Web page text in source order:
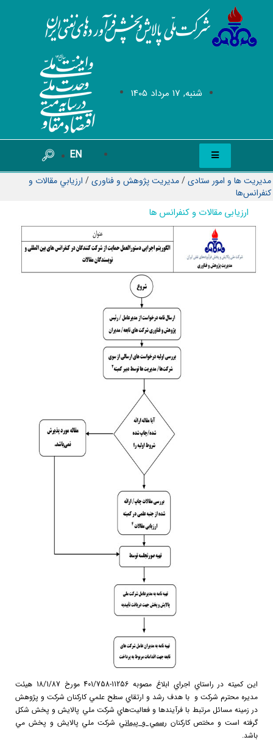
شنبه, 17 مرداد 1405
EN
مدیریت ها و امور ستادی/مدیریت پژوهش و فناوری/ ارزيابي مقالات و
كنفرانس‌ها
ارزیابی مقالات و کنفرانس ها
اين كميته در راستاي اجراي ابلاغ مصوبه 11256-401/758 مورخ 18/1/87 هيئت
مديره محترم شركت و با هدف رشد و ارتقاي سطح علمي كاركنان شركت و پژوهش
در زمينه مسائل مرتبط با فرآيندها و فعاليت‌هاي شركت ملي پالايش و پخش شكل
گرفته است و مختص كاركنان رسمي و پيماني شركت ملي پالايش و پخش مي
باشد.